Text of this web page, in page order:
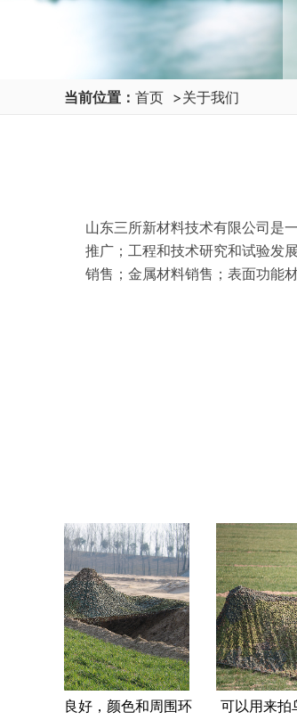
当前位置： 首页 >关于我们
山东三所新材料技术有限公司是
推广；工程和技术研究和试验发
销售；金属材料销售；表面功能
真实感良好，颜色和周围环
可以用来拍